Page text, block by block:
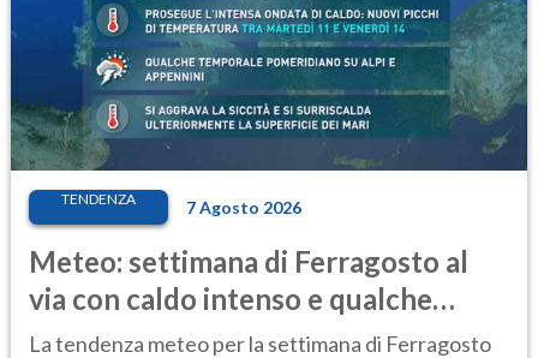
TENDENZA 7 Agosto 2026
Meteo: settimana di Ferragosto al
via con caldo intenso e qualche
temporale
La tendenza meteo per la settimana di Ferragosto